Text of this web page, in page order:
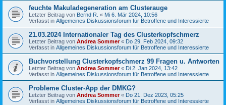
feuchte Makuladegeneration am Clusterauge
Letzter Beitrag von Bernd R. « Mi 6. Mär 2024, 10:56
Verfasst in Allgemeines Diskussionsforum für Betroffene und Interessierte
21.03.2024 Internationaler Tag des Clusterkopfschmerz
Letzter Beitrag von Andrea Sommer« Do 29. Feb 2024, 09:32
Verfasst in Allgemeines Diskussionsforum für Betroffene und Interessierte
Buchvorstellung Clusterkopfschmerz 99 Fragen u. Antworten
Letzter Beitrag von Andrea Sommer« Di 2. Jan 2024, 13:42
Verfasst in Allgemeines Diskussionsforum für Betroffene und Interessierte
Probleme Cluster-App der DMKG?
Letzter Beitrag von Andrea Sommer« Do 21. Dez 2023, 05:25
Verfasst in Allgemeines Diskussionsforum für Betroffene und Interessierte